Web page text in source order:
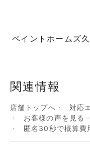
ペイントホームズ
関連情報
店舗トップへ 対応
お客様の声を見る
匿名30秒で概算費